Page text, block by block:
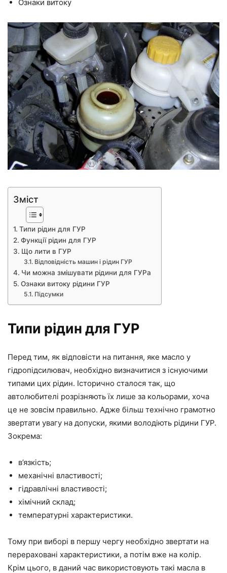
Ознаки витоку
Зміст
Типи рідин для ГУР
Функції рідин для ГУР
Що лити в ГУР
Відповідність машин і рідин ГУР
Чи можна змішувати рідини для ГУРа
Ознаки витоку рідини ГУР
Підсумки
Типи рідин для ГУР
Перед тим, як відповісти на питання, яке масло у
гідропідсилювач, необхідно визначитися з існуючими
типами цих рідин. Історично сталося так, що
автолюбителі розрізняють їх лише за кольорами, хоча
це не зовсім правильно. Адже більш технічно грамотно
звертати увагу на допуски, якими володіють рідини ГУР.
Зокрема:
в’язкість;
механічні властивості;
гідравлічні властивості;
хімічний склад;
температурні характеристики.
Тому при виборі в першу чергу необхідно звертати на
перераховані характеристики, а потім вже на колір.
Крім цього, в даний час використовують такі масла в